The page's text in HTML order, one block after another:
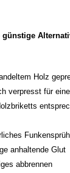
Holz
verpresst für
anhaltende Glut
abbrennen